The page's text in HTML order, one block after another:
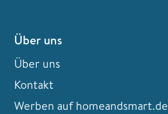
Über uns
Über uns
Kontakt
Werben auf homeandsmart.de